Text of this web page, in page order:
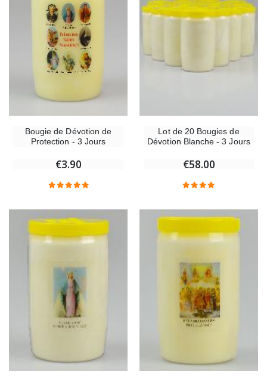
Bougie de Dévotion de
Protection - 3 Jours
€3.90
Lot de 20 Bougies de
Dévotion Blanche - 3 Jours
€58.00